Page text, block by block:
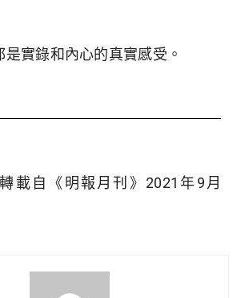
實錄和內心的真實感受。
載自《明報月刊》2021年9月